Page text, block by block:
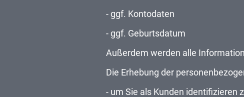
- ggf. Kontodaten
- ggf. Geburtsdatum
Außerdem werden alle
Die Erhebung der
- um Sie als Kunden identifizieren